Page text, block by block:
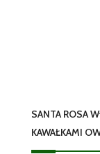
SANTA ROSA
KAWAŁKAMI